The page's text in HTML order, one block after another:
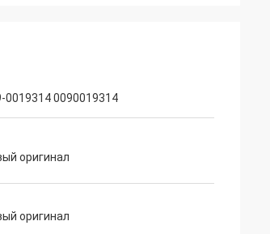
0019314 0090019314
оригинал
оригинал